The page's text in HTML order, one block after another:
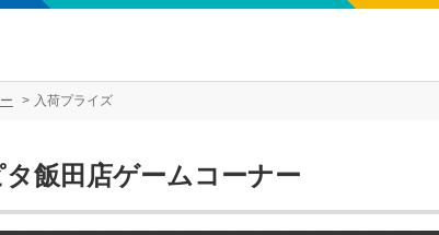
入荷プライズ
飯田店ゲームコーナー